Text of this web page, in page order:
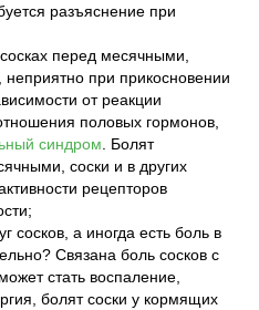
разъяснение при
перед месячными,
неприятно при прикосновении
от реакции
половых гормонов,
синдром . Болят
соски и в других
рецепторов
сосков, а иногда есть боль в
Связана боль сосков с
стать воспаление,
болят соски у кормящих